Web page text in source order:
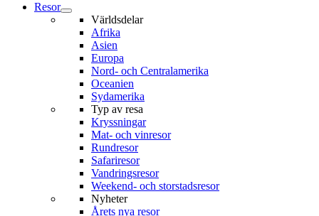
Resor
Världsdelar
Afrika
Asien
Europa
Nord- och Centralamerika
Oceanien
Sydamerika
Typ av resa
Kryssningar
Mat- och vinresor
Rundresor
Safariresor
Vandringsresor
Weekend- och storstadsresor
Nyheter
Årets nya resor